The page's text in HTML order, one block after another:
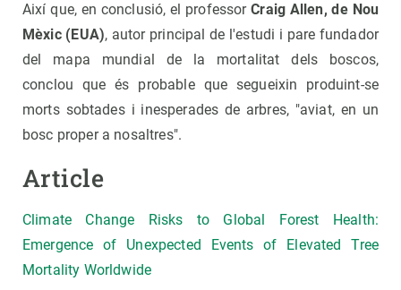
Així que, en conclusió, el professorCraig Allen, de Nou
Mèxic (EUA), autor principal de l'estudi i pare fundador
del mapa mundial de la mortalitat dels boscos,
conclou que és probable que segueixin produint-se
morts sobtades i inesperades de arbres, "aviat, en un
bosc proper a nosaltres".
Article
Climate Change Risks to Global Forest Health:
Emergence of Unexpected Events of Elevated Tree
Mortality Worldwide